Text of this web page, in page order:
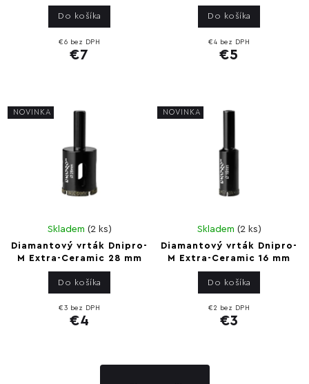
€6 bez DPH
€7
Do košíka
€4 bez DPH
€5
Do košíka
NOVINKA
Diamantový vrták Dnipro-
M Extra-Ceramic 28 mm
Skladem (2 ks)
€3 bez DPH
€4
Do košíka
NOVINKA
Diamantový vrták Dnipro-
M Extra-Ceramic 16 mm
Skladem (2 ks)
€2 bez DPH
€3
Do košíka